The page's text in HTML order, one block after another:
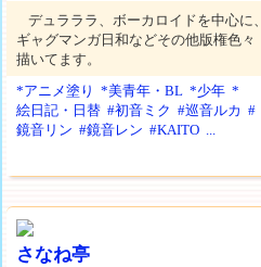
デュラララ、ボーカロイドを中心に、
ギャグマンガ日和などその他版権色々
描いてます。
*アニメ塗り
*美青年・BL *少年 *
絵日記・日替 #初音ミク #巡音ルカ #
鏡音リン #鏡音レン #KAITO ...
さなね亭